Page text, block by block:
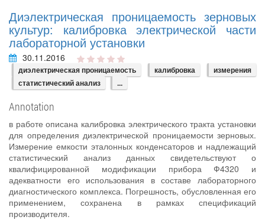
Диэлектрическая проницаемость зерновых
культур: калибровка электрической части
лабораторной установки
30.11.2016
диэлектрическая проницаемость калибровка
измерения
статистический анализ
...
Annotation
в работе описана калибровка электрического тракта установки
для определения диэлектрической проницаемости зерновых.
Измерение емкости эталонных конденсаторов и надлежащий
статистический анализ данных свидетельствуют о
квалифицированной модификации прибора Ф4320 и
адекватности его использования в составе лабораторного
диагностического комплекса. Погрешность, обусловленная его
применением, сохранена в рамках спецификаций
производителя.